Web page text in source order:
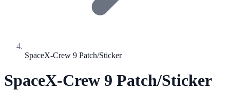
SpaceX-Crew 9 Patch/Sticker
SpaceX-Crew 9 Patch/Sticker